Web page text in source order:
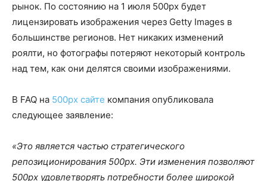
рынок. По состоянию на 1 июля 500px будет
лицензировать изображения через Getty Images в
большинстве регионов. Нет никаких изменений
роялти, но фотографы потеряют некоторый контроль
над тем, как они делятся своими изображениями.
В FAQ на 500px сайте компания опубликовала
следующее заявление:
«Это является частью стратегического
репозиционирования 500px. Эти изменения позволяют
500px удовлетворять потребности более широкой